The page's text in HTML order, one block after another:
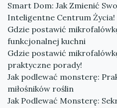
Smart Dom: Jak Zmienić
Inteligentne Centrum Życia!
Gdzie postawić
funkcjonalnej kuchni
Gdzie postawić
praktyczne porady!
Jak podlewać monsterę:
miłośników roślin
Jak Podlewać Monsterę: